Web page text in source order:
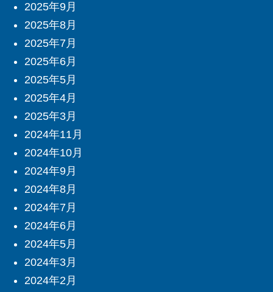
2025年9月
2025年8月
2025年7月
2025年6月
2025年5月
2025年4月
2025年3月
2024年11月
2024年10月
2024年9月
2024年8月
2024年7月
2024年6月
2024年5月
2024年3月
2024年2月